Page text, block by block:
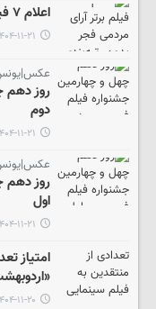
اعلام ۷ فیلم برتر آرای مردمی فجر بدون رتبه‌بندی
۱۴۰۴-۱۱-۲۱
عکس|یونس
روز دهم
دوم
۱۴۰۴-۱۱-۲۱
عکس|یونس
روز دهم
اول
۱۴۰۴-۱۱-۲۱
امتیاز
۱۴۰۴-۱۱-۲۰